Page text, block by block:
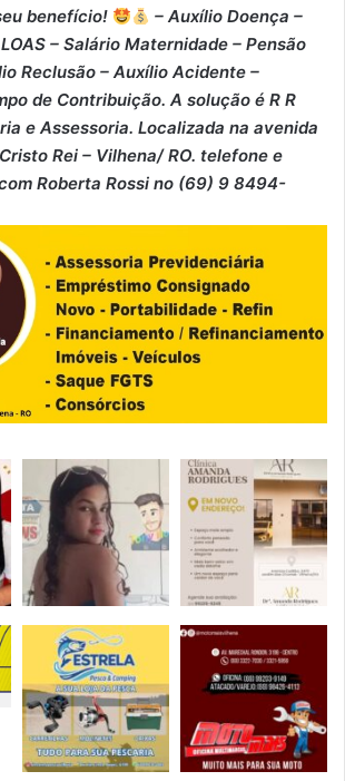
benefício!
– Auxílio Doença –
– ⁠Salário Maternidade – ⁠Pensão
Reclusão – ⁠Auxílio Acidente –
de Contribuição. A solução é R R
e Assessoria. Localizada na avenida
Rei – Vilhena/ RO. telefone e
Roberta Rossi no (69) 9 8494-